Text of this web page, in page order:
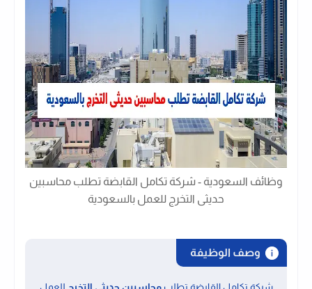
وظائف السعودية - شركة تكامل القابضة تطلب محاسبين
حديثى التخرج للعمل بالسعودية
وصف الوظيفة